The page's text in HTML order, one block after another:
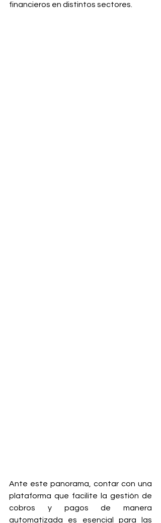
financieros en distintos sectores.
Ante este panorama, contar con una
plataforma que facilite la gestión de
cobros y pagos de manera
automatizada es esencial para las